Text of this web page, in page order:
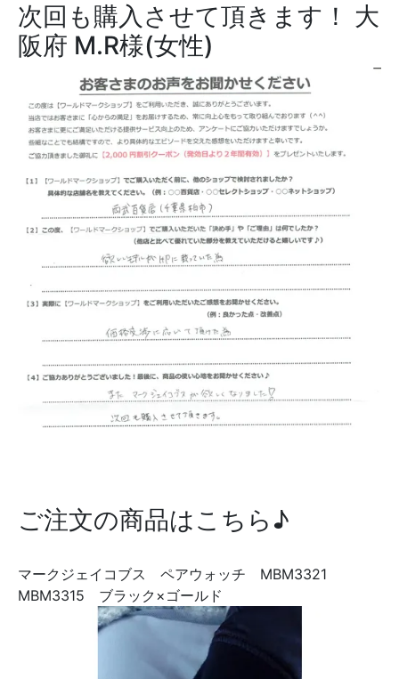
次回も購入させて頂きます！ 大
阪府 M.R様(女性)
ご注文の商品はこちら♪
マークジェイコブス ペアウォッチ MBM3321
MBM3315 ブラック×ゴールド